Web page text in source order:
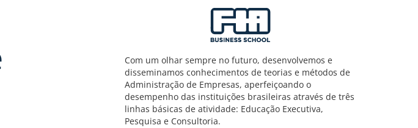
Com um olhar sempre no futuro, desenvolvemos e
disseminamos conhecimentos de teorias e métodos de
Administração de Empresas, aperfeiçoando o
desempenho das instituições brasileiras através de três
linhas básicas de atividade: Educação Executiva,
Pesquisa e Consultoria.